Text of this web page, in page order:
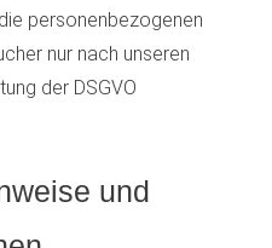
personenbezogenen
nur nach unseren
der DSGVO
und